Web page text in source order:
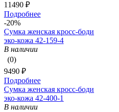
11490 ₽
Подробнее
-20%
Сумка женская кросс-боди
эко-кожа 42-159-4
В наличии
(0)
9490 ₽
Подробнее
Сумка женская кросс-боди
эко-кожа 42-400-1
В наличии